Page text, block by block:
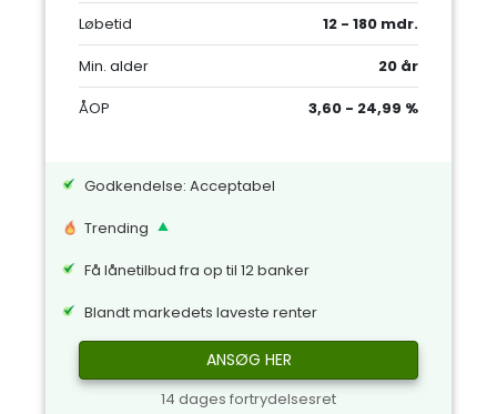
Løbetid
12 - 180 mdr.
Min. alder
20 år
ÅOP
3,60 - 24,99 %
Godkendelse: Acceptabel
Trending
Få lånetilbud fra op til 12 banker
Blandt markedets laveste renter
ANSØG HER
14 dages fortrydelsesret